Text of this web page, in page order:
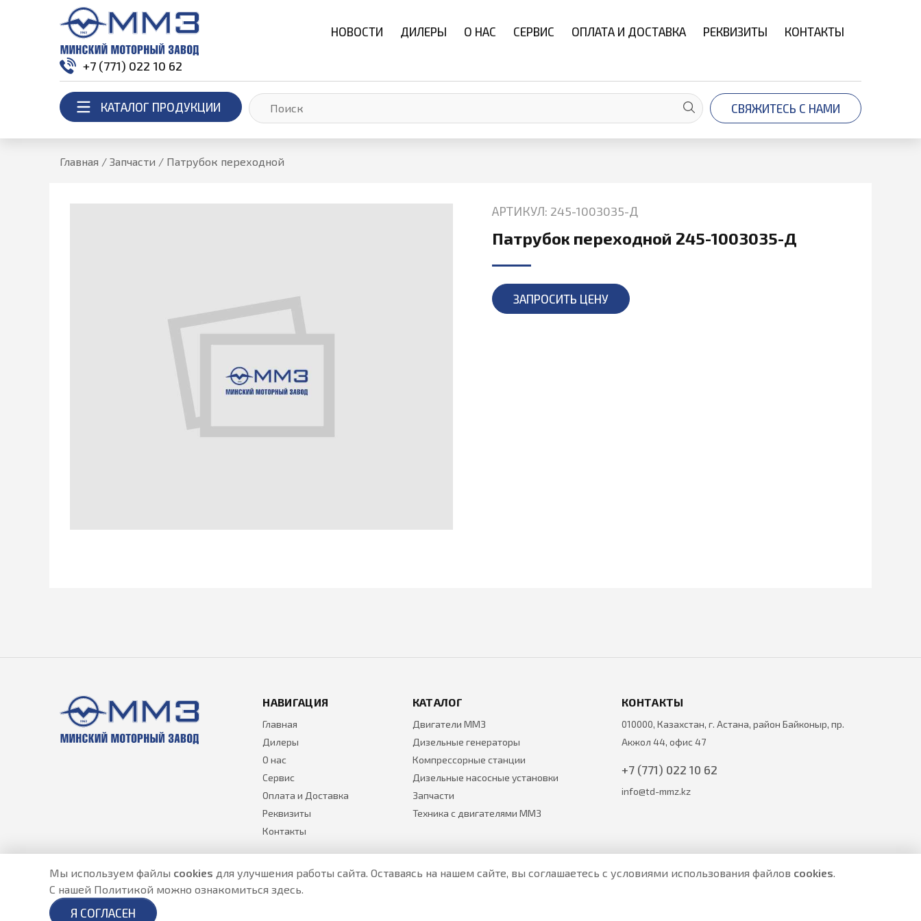
НОВОСТИ ДИЛЕРЫ О НАС СЕРВИС ОПЛАТА И ДОСТАВКА РЕКВИЗИТЫ КОНТАКТЫ
+7 (771) 022 10 62
КАТАЛОГ ПРОДУКЦИИ СВЯЖИТЕСЬ С НАМИ
Главная / Запчасти / Патрубок переходной
АРТИКУЛ: 245-1003035-Д
Патрубок переходной 245-1003035-Д
ЗАПРОСИТЬ ЦЕНУ
НАВИГАЦИЯ
Главная
Дилеры
О нас
Сервис
Оплата и Доставка
Реквизиты
Контакты
КАТАЛОГ
Двигатели ММЗ
Дизельные генераторы
Компрессорные станции
Дизельные насосные установки
Запчасти
Техника с двигателями ММЗ
КОНТАКТЫ
010000, Казахстан, г. Астана, район Байконыр, пр.
Акжол 44, офис 47
+7 (771) 022 10 62
info@td-mmz.kz
Разработано в
Мы используем файлы cookies для улучшения работы сайта. Оставаясь на нашем сайте, вы соглашаетесь с условиями использования файлов cookies.
С нашей Политикой можно ознакомиться здесь.
Я СОГЛАСЕН